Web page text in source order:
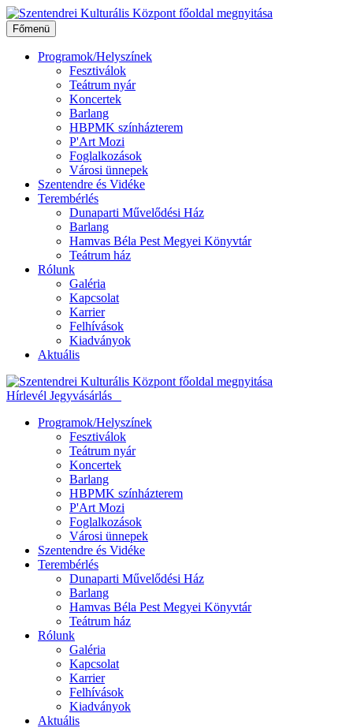
Ugrás
a
tartalomhoz
Főmenü
Programok/Helyszínek
Fesztiválok
Teátrum nyár
Koncertek
Barlang
HBPMK színházterem
P'Art Mozi
Foglalkozások
Városi ünnepek
Szentendre és Vidéke
Terembérlés
Dunaparti Művelődési Ház
Barlang
Hamvas Béla Pest Megyei Könyvtár
Teátrum ház
Rólunk
Galéria
Kapcsolat
Karrier
Felhívások
Kiadványok
Aktuális
Hírlevél Jegyvásárlás
Programok/Helyszínek
Fesztiválok
Teátrum nyár
Koncertek
Barlang
HBPMK színházterem
P'Art Mozi
Foglalkozások
Városi ünnepek
Szentendre és Vidéke
Terembérlés
Dunaparti Művelődési Ház
Barlang
Hamvas Béla Pest Megyei Könyvtár
Teátrum ház
Rólunk
Galéria
Kapcsolat
Karrier
Felhívások
Kiadványok
Aktuális